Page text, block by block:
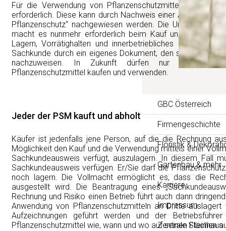
GBC Österreich
Firmengeschichte
Floristik &
Gartenbau & mehr
Karriere
Impressum
Zentrale Steinhaus
Für die Verwendung von Pflanzenschutzmitteln im
erforderlich. Diese kann durch Nachweis einer Ausbildung
Pflanzenschutz“ nachgewiesen werden. Die Umsetzung
macht es nunmehr erforderlich beim Kauf und der
Lagern, Vorrätighalten und innerbetriebliches Befördern
Sachkunde durch ein eigenes Dokument, den
nachzuweisen. In Zukunft dürfen nur mehr
Pflanzenschutzmittel kaufen und verwenden.
Jeder der PSM kauft und abholt
Käufer ist jedenfalls jene Person, auf die die Rechnung
Möglichkeit den Kauf und die Verwendung mittels einer
Sachkundeausweis verfügt, auszulagern. In diesem Fall
Sachkundeausweis verfügen. Er/Sie darf die
noch lagern. Die Vollmacht ermöglicht es, dass die
ausgestellt wird. Die Beantragung eines
Rechnung und Risiko einen Betrieb führt auch dann
Anwendung von Pflanzenschutzmitteln an Dritte
Aufzeichnungen geführt werden und der
Pflanzenschutzmittel wie, wann und wo auf seinen Flächen